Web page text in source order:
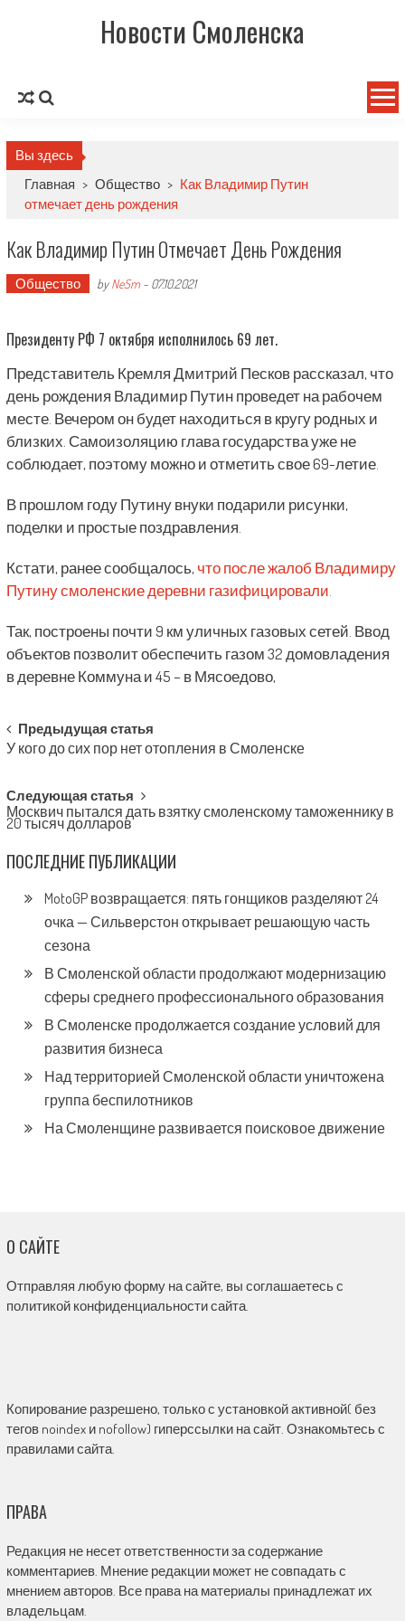
Новости Смоленска
Вы здесь
Главная > Общество > Как Владимир Путин
отмечает день рождения
Как Владимир Путин Отмечает День Рождения
Общество byNeSm- 07.10.2021
Президенту РФ 7 октября исполнилось 69 лет.
Представитель Кремля Дмитрий Песков рассказал, что
день рождения Владимир Путин проведет на рабочем
месте. Вечером он будет находиться в кругу родных и
близких. Самоизоляцию глава государства уже не
соблюдает, поэтому можно и отметить свое 69-летие.
В прошлом году Путину внуки подарили рисунки,
поделки и простые поздравления.
Кстати, ранее сообщалось, что после жалоб Владимиру
Путину смоленские деревни газифицировали.
Так, построены почти 9 км уличных газовых сетей. Ввод
объектов позволит обеспечить газом 32 домовладения
в деревне Коммуна и 45 – в Мясоедово,
Post
navigation
Предыдущая статья
У кого до сих пор нет отопления в Смоленске
Следующая статья
Москвич пытался дать взятку смоленскому таможеннику в
20 тысяч долларов
ПОСЛЕДНИЕ ПУБЛИКАЦИИ
MotoGP возвращается: пять гонщиков разделяют 24
очка — Сильверстон открывает решающую часть
сезона
В Смоленской области продолжают модернизацию
сферы среднего профессионального образования
В Смоленске продолжается создание условий для
развития бизнеса
Над территорией Смоленской области уничтожена
группа беспилотников
На Смоленщине развивается поисковое движение
О САЙТЕ
Отправляя любую форму на сайте, вы соглашаетесь с
политикой конфиденциальности сайта.
Копирование разрешено, только с установкой активной( без
тегов noindex и nofollow) гиперссылки на сайт. Ознакомьтесь с
правилами сайта.
ПРАВА
Редакция не несет ответственности за содержание
комментариев. Мнение редакции может не совпадать с
мнением авторов. Все права на материалы принадлежат их
владельцам.